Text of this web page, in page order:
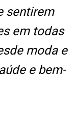
sentirem
em todas
moda e
e bem-